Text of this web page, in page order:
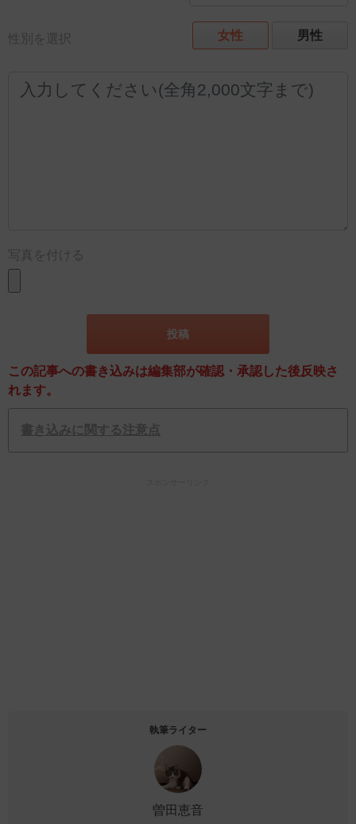
性別を選択 女性 男性
写真を付ける
この記事への書き込みは編集部が確認・承認した後反映さ
れます。
書き込みに関する注意点
執筆ライター
曽田恵音